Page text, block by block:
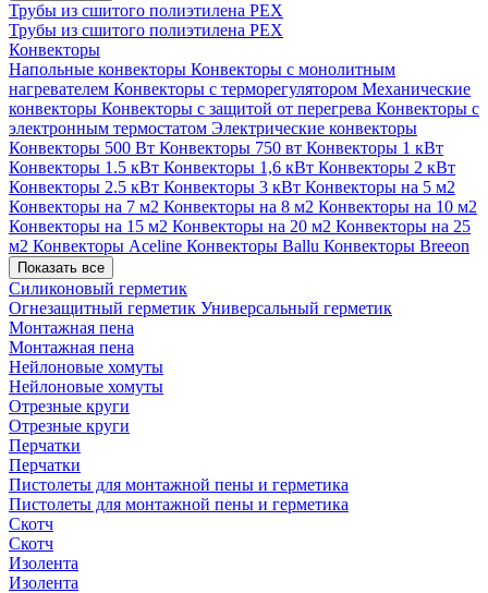
Трубы из сшитого полиэтилена PEX
Трубы из сшитого полиэтилена PEX
Конвекторы
Напольные конвекторы Конвекторы с монолитным
нагревателем Конвекторы с терморегулятором Механические
конвекторы Конвекторы с защитой от перегрева Конвекторы с
электронным термостатом Электрические конвекторы
Конвекторы 500 Вт Конвекторы 750 вт Конвекторы 1 кВт
Конвекторы 1.5 кВт Конвекторы 1,6 кВт Конвекторы 2 кВт
Конвекторы 2.5 кВт Конвекторы 3 кВт Конвекторы на 5 м2
Конвекторы на 7 м2 Конвекторы на 8 м2 Конвекторы на 10 м2
Конвекторы на 15 м2 Конвекторы на 20 м2 Конвекторы на 25
м2 Конвекторы Aceline Конвекторы Ballu Конвекторы Breeon
Показать все
Силиконовый герметик
Огнезащитный герметик Универсальный герметик
Монтажная пена
Монтажная пена
Нейлоновые хомуты
Нейлоновые хомуты
Отрезные круги
Отрезные круги
Перчатки
Перчатки
Пистолеты для монтажной пены и герметика
Пистолеты для монтажной пены и герметика
Скотч
Скотч
Изолента
Изолента